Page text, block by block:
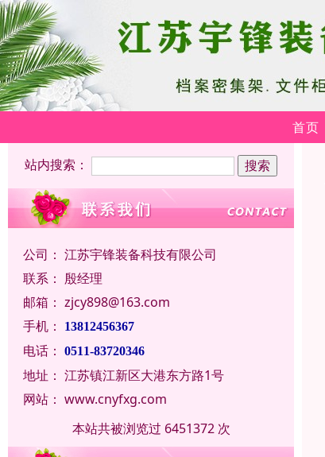
首页
站内搜索：
公司： 江苏宇锋装备科技有限公司
联系： 殷经理
邮箱： zjcy898@163.com
手机：
13812456367
电话： 0511-83720346
地址： 江苏镇江新区大港东方路1号
网站： www.cnyfxg.com
本站共被浏览过 6451372 次